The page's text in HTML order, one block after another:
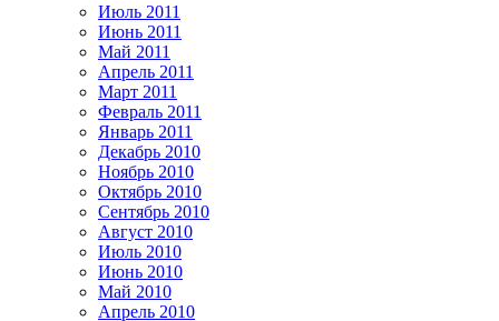
Июль 2011
Июнь 2011
Май 2011
Апрель 2011
Март 2011
Февраль 2011
Январь 2011
Декабрь 2010
Ноябрь 2010
Октябрь 2010
Сентябрь 2010
Август 2010
Июль 2010
Июнь 2010
Май 2010
Апрель 2010